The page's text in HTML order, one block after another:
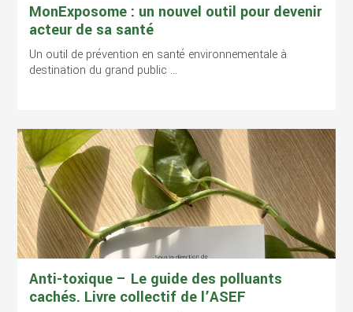
MonExposome : un nouvel outil pour devenir
acteur de sa santé
Un outil de prévention en santé environnementale à
destination du grand public ...
Anti-toxique – Le guide des polluants
cachés. Livre collectif de l’ASEF